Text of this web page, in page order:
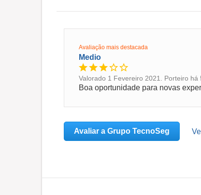
Avaliação mais destacada
Medio
Valorado 1 Fevereiro 2021. Porteiro
Boa oportunidade para novas
Avaliar a Grupo TecnoSeg